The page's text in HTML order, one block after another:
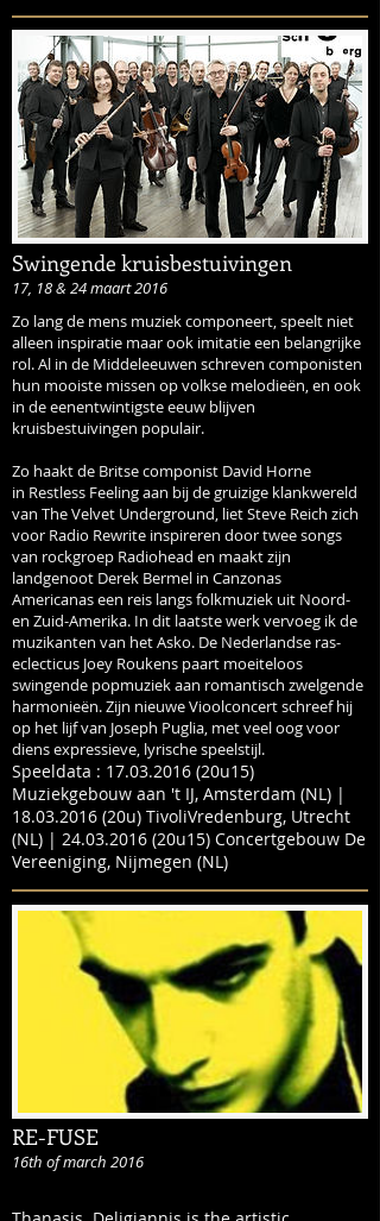
Swingende kruisbestuivingen
17, 18 & 24 maart 2016
Zo lang de mens muziek componeert, speelt niet
alleen inspiratie maar ook imitatie een belangrijke
rol. Al in de Middeleeuwen schreven componisten
hun mooiste missen op volkse melodieën, en ook
in de eenentwintigste eeuw blijven
kruisbestuivingen populair.
Zo haakt de Britse componist David Horne
in Restless Feeling aan bij de gruizige klankwereld
van The Velvet Underground, liet Steve Reich zich
voor Radio Rewrite inspireren door twee songs
van rockgroep Radiohead en maakt zijn
landgenoot Derek Bermel in Canzonas
Americanas een reis langs folkmuziek uit Noord-
en Zuid-Amerika. In dit laatste werk vervoeg ik de
muzikanten van het Asko. De Nederlandse ras-
eclecticus Joey Roukens paart moeiteloos
swingende popmuziek aan romantisch zwelgende
harmonieën. Zijn nieuwe Vioolconcert schreef hij
op het lijf van Joseph Puglia, met veel oog voor
diens expressieve, lyrische speelstijl.
Speeldata : 17.03.2016 (20u15)
Muziekgebouw aan 't IJ, Amsterdam (NL) |
18.03.2016 (20u) TivoliVredenburg, Utrecht
(NL) | 24.03.2016 (20u15) Concertgebouw De
Vereeniging, Nijmegen (NL)
RE-FUSE
16th of march 2016